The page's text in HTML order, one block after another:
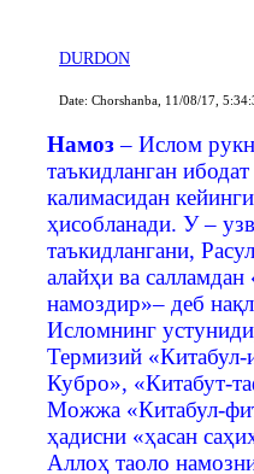
DURDON
Date: Chorshanba, 11/08/17,
Намоз– Ислом
таъкидланган
калимасидан
ҳисобланади. У –
таъкидлангани,
алайҳи ва
намоздир»– деб
Исломнинг
Термизий
Кубро», «Китабут-
Можжа «Китабул-
ҳадисни «ҳасан
Аллоҳ таоло